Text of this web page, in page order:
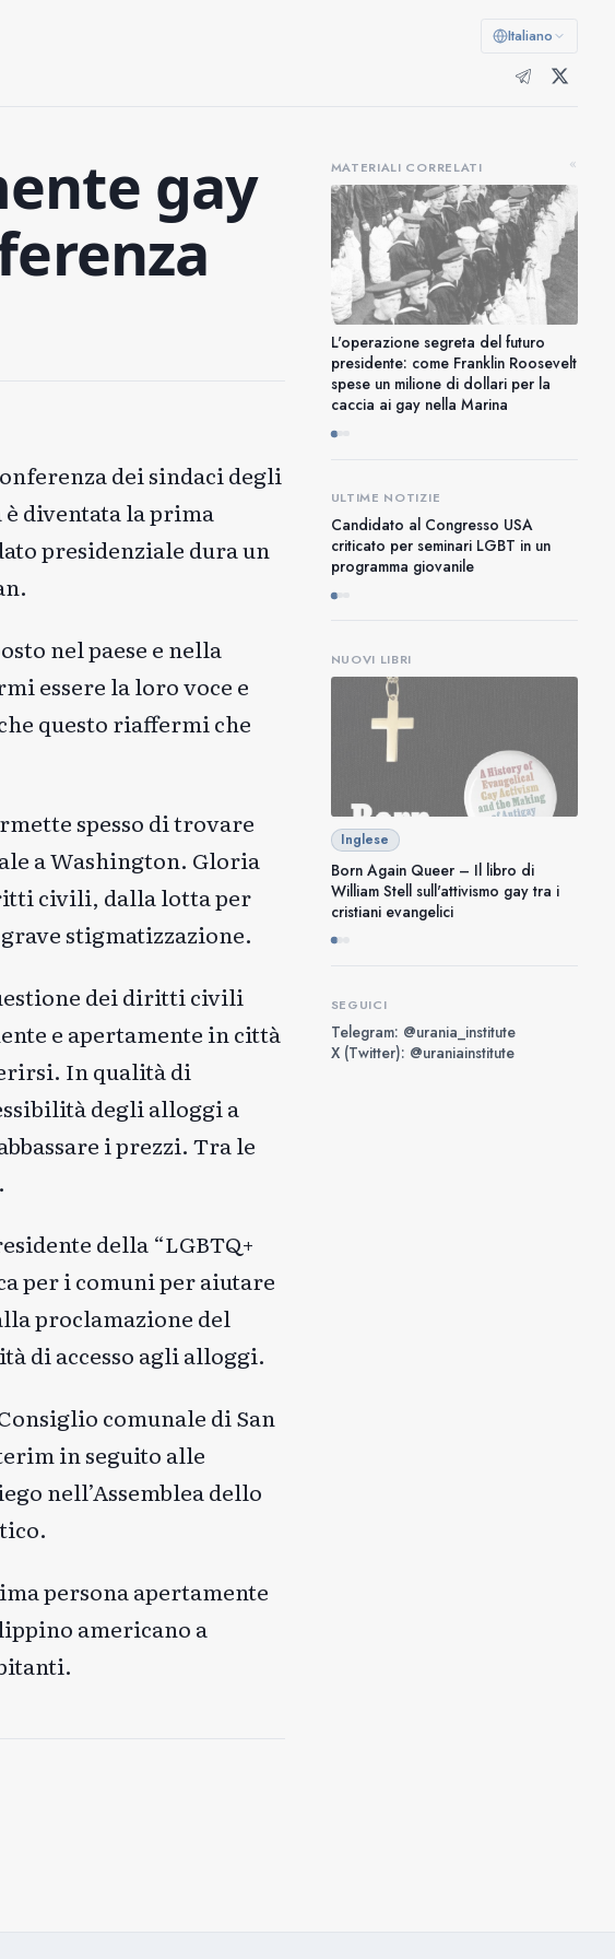
Italiano
gay
dei sindaci degli
diventata la prima
presidenziale dura un
nel paese e nella
essere la loro voce e
questo riaffermi che
spesso di trovare
a Washington. Gloria
civili, dalla lotta per
stigmatizzazione.
dei diritti civili
e apertamente in città
In qualità di
degli alloggi a
i prezzi. Tra le
della “LGBTQ+
per i comuni per aiutare
proclamazione del
di accesso agli alloggi.
comunale di San
in seguito alle
nell’Assemblea dello
persona apertamente
americano a
«
MATERIALI CORRELATI
L'operazione segreta del futuro
presidente: come Franklin Roosevelt
spese un milione di dollari per la
caccia ai gay nella Marina
ULTIME NOTIZIE
Candidato al Congresso USA
criticato per seminari LGBT in un
programma giovanile
NUOVI LIBRI
Inglese
Born Again Queer – Il libro di
William Stell sull'attivismo gay tra i
cristiani evangelici
SEGUICI
Telegram: @urania_institute
X (Twitter): @uraniainstitute